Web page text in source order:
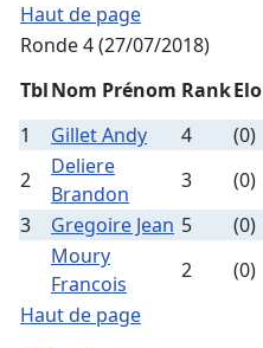
Haut de page
Ronde 4 (27/07/2018)
TblNom Prénom RankElo
1
Gillet Andy 4 (0)
2
Deliere
Brandon
3 (0)
3
Gregoire Jean 5 (0)
Moury
Francois
2 (0)
Haut de page